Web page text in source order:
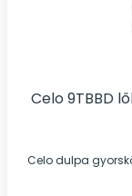
Celo 9TBBD
Celo dulpa